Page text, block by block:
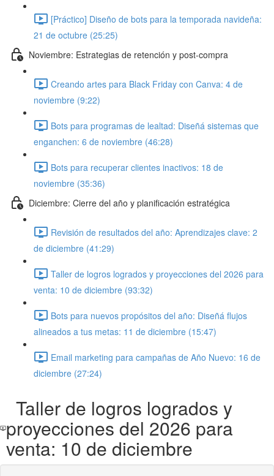
[Práctico] Diseño de bots para la temporada navideña:
21 de octubre (25:25)
Noviembre: Estrategias de retención y post-compra
Creando artes para Black Friday con Canva: 4 de
noviembre (9:22)
Bots para programas de lealtad: Diseñá sistemas que
enganchen: 6 de noviembre (46:28)
Bots para recuperar clientes inactivos: 18 de
noviembre (35:36)
Diciembre: Cierre del año y planificación estratégica
Revisión de resultados del año: Aprendizajes clave: 2
de diciembre (41:29)
Taller de logros logrados y proyecciones del 2026 para
venta: 10 de diciembre (93:32)
Bots para nuevos propósitos del año: Diseñá flujos
alineados a tus metas: 11 de diciembre (15:47)
Email marketing para campañas de Año Nuevo: 16 de
diciembre (27:24)
Taller de logros logrados y
proyecciones del 2026 para
venta: 10 de diciembre